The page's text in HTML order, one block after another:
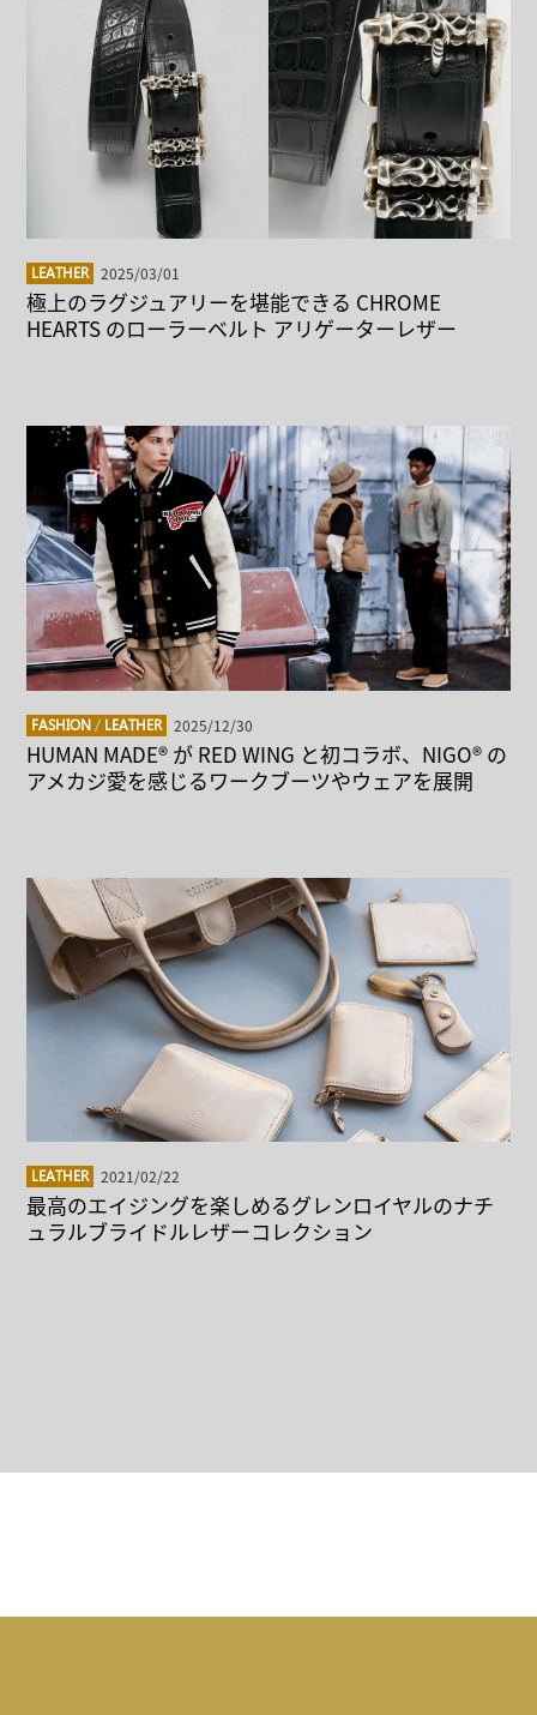
LEATHER 2025/03/01
極上のラグジュアリーを堪能できる CHROME
HEARTS のローラーベルト アリゲーターレザー
FASHION / LEATHER 2025/12/30
HUMAN MADE® が RED WING と初コラボ、NIGO® の
アメカジ愛を感じるワークブーツやウェアを展開
LEATHER 2021/02/22
最高のエイジングを楽しめるグレンロイヤルのナチ
ュラルブライドルレザーコレクション